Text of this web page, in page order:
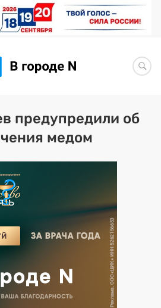
Новости
Статьи
Здоровье
BORЩ
исцелять
2026 (текущая)
2025
предупредили об
медом